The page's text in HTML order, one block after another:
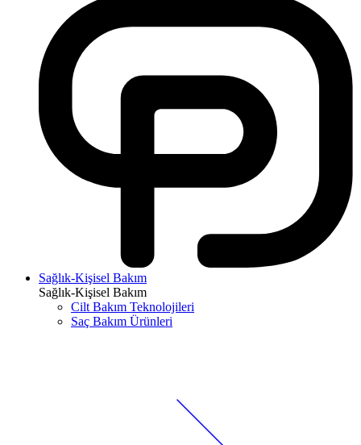
Sağlık-Kişisel Bakım
Sağlık-Kişisel Bakım
Cilt Bakım Teknolojileri
Saç Bakım Ürünleri